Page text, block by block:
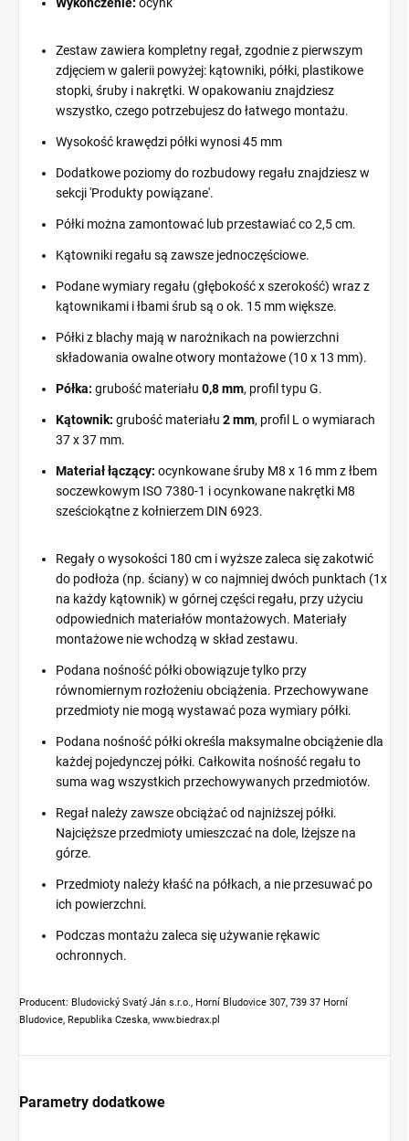
Zestaw zawiera kompletny regał, zgodnie z pierwszym
zdjęciem w galerii powyżej: kątowniki, półki, plastikowe
stopki, śruby i nakrętki. W opakowaniu znajdziesz
wszystko, czego potrzebujesz do łatwego montażu.
Wysokość krawędzi półki wynosi 45 mm
Dodatkowe poziomy do rozbudowy regału znajdziesz w
sekcji 'Produkty powiązane'.
Półki można zamontować lub przestawiać co 2,5 cm.
Kątowniki regału są zawsze jednoczęściowe.
Podane wymiary regału (głębokość x szerokość) wraz z
kątownikami i łbami śrub są o ok. 15 mm większe.
Półki z blachy mają w narożnikach na powierzchni
składowania owalne otwory montażowe (10 x 13 mm).
Półka: grubość materiału 0,8 mm, profil typu G.
Kątownik: grubość materiału 2 mm, profil L o wymiarach
37 x 37 mm.
Materiał łączący: ocynkowane śruby M8 x 16 mm z łbem
soczewkowym ISO 7380-1 i ocynkowane nakrętki M8
sześciokątne z kołnierzem DIN 6923.
Regały o wysokości 180 cm i wyższe zaleca się zakotwić
do podłoża (np. ściany) w co najmniej dwóch punktach (1x
na każdy kątownik) w górnej części regału, przy użyciu
odpowiednich materiałów montażowych. Materiały
montażowe nie wchodzą w skład zestawu.
Podana nośność półki obowiązuje tylko przy
równomiernym rozłożeniu obciążenia. Przechowywane
przedmioty nie mogą wystawać poza wymiary półki.
Podana nośność półki określa maksymalne obciążenie dla
każdej pojedynczej półki. Całkowita nośność regału to
suma wag wszystkich przechowywanych przedmiotów.
Regał należy zawsze obciążać od najniższej półki.
Najcięższe przedmioty umieszczać na dole, lżejsze na
górze.
Przedmioty należy kłaść na półkach, a nie przesuwać po
ich powierzchni.
Podczas montażu zaleca się używanie rękawic
ochronnych.
Producent: Bludovický Svatý Ján s.r.o., Horní Bludovice 307, 739 37 Horní
Bludovice, Republika Czeska, www.biedrax.pl
Parametry dodatkowe